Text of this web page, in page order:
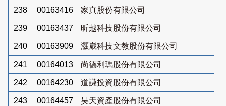
238 00163416 家真股份有限公司
239 00163437 昕越科技股份有限公司
240 00163909 灝崴科技文教股份有限公司
241 00164013 尚德利瑪股份有限公司
242 00164230 道謙投資股份有限公司
243 00164457 昊天資產股份有限公司